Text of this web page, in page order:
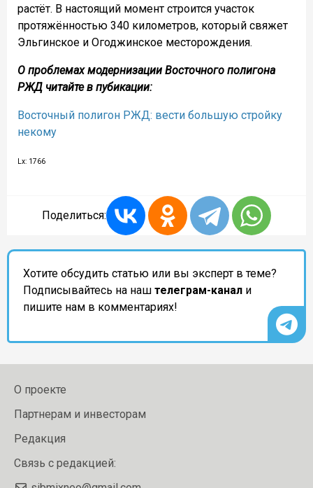
растёт. В настоящий момент строится участок
протяжённостью 340 километров, который свяжет
Эльгинское и Огоджинское месторождения.
О проблемах модернизации Восточного полигона
РЖД читайте в пубикации:
Восточный полигон РЖД: вести большую стройку
некому
Lx: 1766
Поделиться:
Хотите обсудить статью или вы эксперт в теме?
Подписывайтесь на наш телеграм-канал и
пишите нам в комментариях!
О проекте
Партнерам и инвесторам
Редакция
Связь с редакцией: